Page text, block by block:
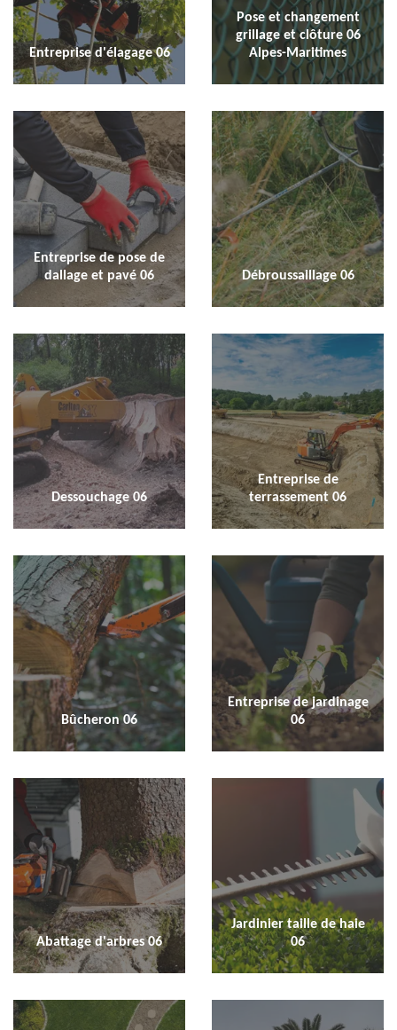
Entreprise d'élagage 06
Pose et changement
grillage et clôture 06
Alpes-Maritimes
Entreprise de pose de
dallage et pavé 06
Débroussaillage 06
Dessouchage 06
Entreprise de
terrassement 06
Bûcheron 06
Entreprise de jardinage
06
Abattage d'arbres 06
Jardinier taille de haie
06